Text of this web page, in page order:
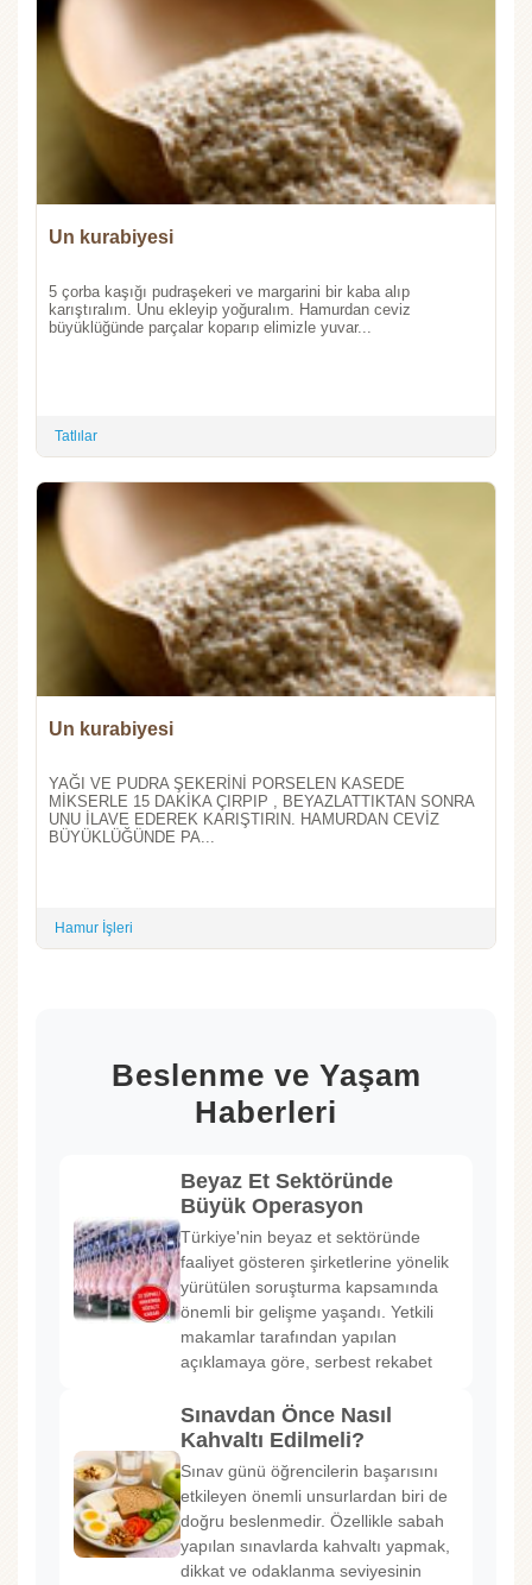
Un kurabiyesi
5 çorba kaşığı pudraşekeri ve margarini bir kaba alıp
karıştıralım. Unu ekleyip yoğuralım. Hamurdan ceviz
büyüklüğünde parçalar koparıp elimizle yuvar...
Tatlılar
Un kurabiyesi
YAĞI VE PUDRA ŞEKERİNİ PORSELEN KASEDE
MİKSERLE 15 DAKİKA ÇIRPIP , BEYAZLATTIKTAN SONRA
UNU İLAVE EDEREK KARIŞTIRIN. HAMURDAN CEVİZ
BÜYÜKLÜĞÜNDE PA...
Hamur İşleri
Beslenme ve Yaşam
Haberleri
Beyaz Et Sektöründe
Büyük Operasyon
Türkiye'nin beyaz et sektöründe
faaliyet gösteren şirketlerine yönelik
yürütülen soruşturma kapsamında
önemli bir gelişme yaşandı. Yetkili
makamlar tarafından yapılan
açıklamaya göre, serbest rekabet
Sınavdan Önce Nasıl
Kahvaltı Edilmeli?
Sınav günü öğrencilerin başarısını
etkileyen önemli unsurlardan biri de
doğru beslenmedir. Özellikle sabah
yapılan sınavlarda kahvaltı yapmak,
dikkat ve odaklanma seviyesinin